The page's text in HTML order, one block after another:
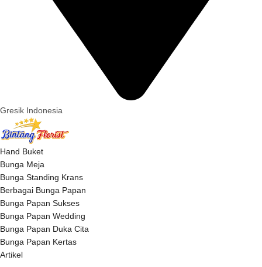
Gresik Indonesia
Hand Buket
Bunga Meja
Bunga Standing Krans
Berbagai Bunga Papan
Bunga Papan Sukses
Bunga Papan Wedding
Bunga Papan Duka Cita
Bunga Papan Kertas
Artikel